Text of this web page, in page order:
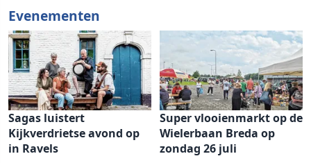
Evenementen
Sagas luistert
Kijkverdrietse avond op
in Ravels
Super vlooienmarkt op de
Wielerbaan Breda op
zondag 26 juli